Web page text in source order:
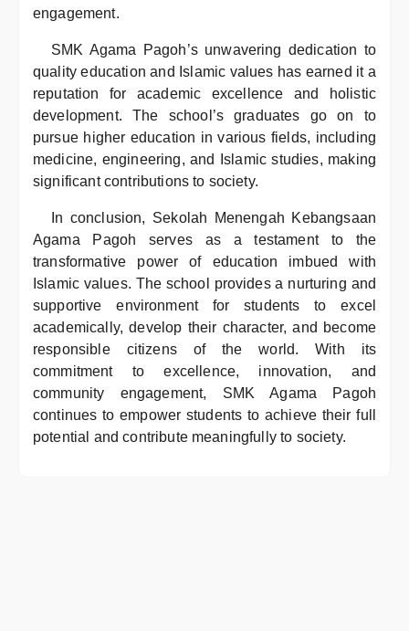
engagement.
SMK Agama Pagoh’s unwavering dedication to
quality education and Islamic values has earned it a
reputation for academic excellence and holistic
development. The school’s graduates go on to
pursue higher education in various fields, including
medicine, engineering, and Islamic studies, making
significant contributions to society.
In conclusion, Sekolah Menengah Kebangsaan
Agama Pagoh serves as a testament to the
transformative power of education imbued with
Islamic values. The school provides a nurturing and
supportive environment for students to excel
academically, develop their character, and become
responsible citizens of the world. With its
commitment to excellence, innovation, and
community engagement, SMK Agama Pagoh
continues to empower students to achieve their full
potential and contribute meaningfully to society.